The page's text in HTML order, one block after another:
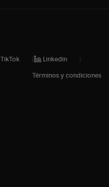
TikTok
Linkedin
Términos y condiciones